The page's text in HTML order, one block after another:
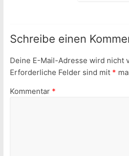
Schreibe einen
Deine E-Mail-Adresse wird nicht
Erforderliche Felder sind mit *
Kommentar *